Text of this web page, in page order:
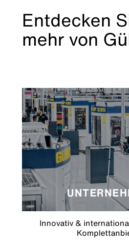
Entdecken
mehr von
Innovativ &